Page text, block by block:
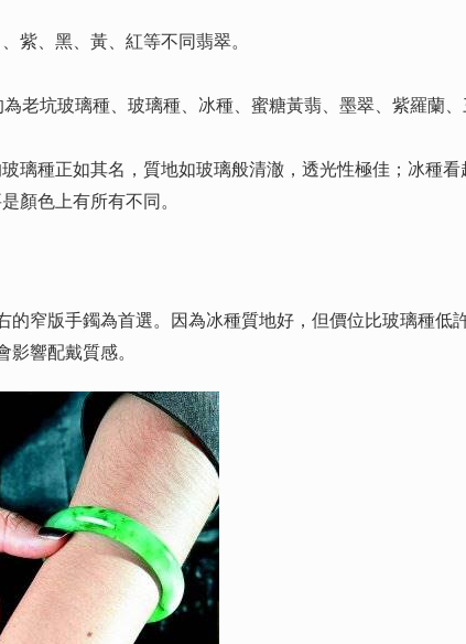
、黑、黃、紅等不同翡翠。
坑玻璃種、玻璃種、冰種、蜜糖黃翡、墨翠、紫羅蘭、
種正如其名，質地如玻璃般清澈，透光性極佳；冰種看
是顏色上有所有不同。
版手鐲為首選。因為冰種質地好，但價位比玻璃種低
響配戴質感。